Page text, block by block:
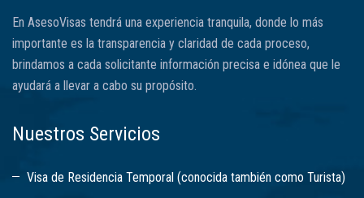
En AsesoVisas tendrá una experiencia tranquila, donde lo más
importante es la transparencia y claridad de cada proceso,
brindamos a cada solicitante información precisa e idónea que le
ayudará a llevar a cabo su propósito.
Nuestros Servicios
Visa de Residencia Temporal (conocida también como Turista)